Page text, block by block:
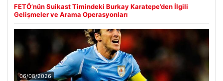
FETÖ’nün Suikast Timindeki Burkay Karatepe’den İlgili
Gelişmeler ve Arama Operasyonları
06/08/2026